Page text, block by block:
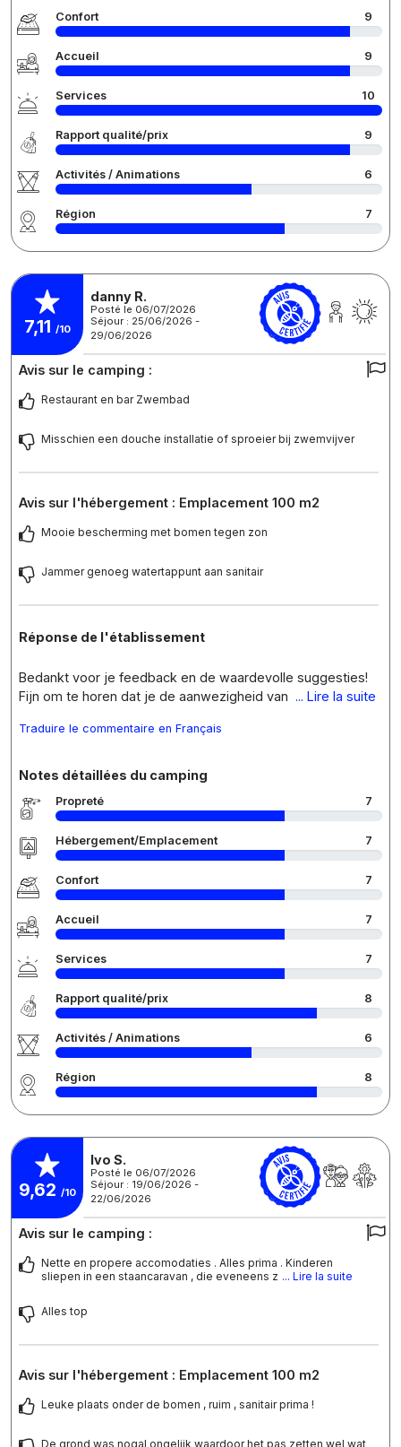
Confort 9
Accueil 9
Services 10
Rapport qualité/prix 9
Activités / Animations 6
Région 7
7,11 /10
danny R.
Posté le 06/07/2026
Séjour : 25/06/2026 -
29/06/2026
Avis sur le camping :
Restaurant en bar Zwembad
Misschien een douche installatie of sproeier bij zwemvijver
Avis sur l'hébergement : Emplacement 100 m2
Mooie bescherming met bomen tegen zon
Jammer genoeg watertappunt aan sanitair
Réponse de l'établissement
Bedankt voor je feedback en de waardevolle suggesties!
Fijn om te horen dat je de aanwezigheid van ... Lire la suite
Traduire le commentaire en Français
Notes détaillées du camping
Propreté 7
Hébergement/Emplacement 7
Confort 7
Accueil 7
Services 7
Rapport qualité/prix 8
Activités / Animations 6
Région 8
9,62 /10
Ivo S.
Posté le 06/07/2026
Séjour : 19/06/2026 -
22/06/2026
Avis sur le camping :
Nette en propere accomodaties . Alles prima . Kinderen
sliepen in een staancaravan , die eveneens z ... Lire la suite
Alles top
Avis sur l'hébergement : Emplacement 100 m2
Leuke plaats onder de bomen , ruim , sanitair prima !
De grond was nogal ongelijk waardoor het pas zetten wel wat